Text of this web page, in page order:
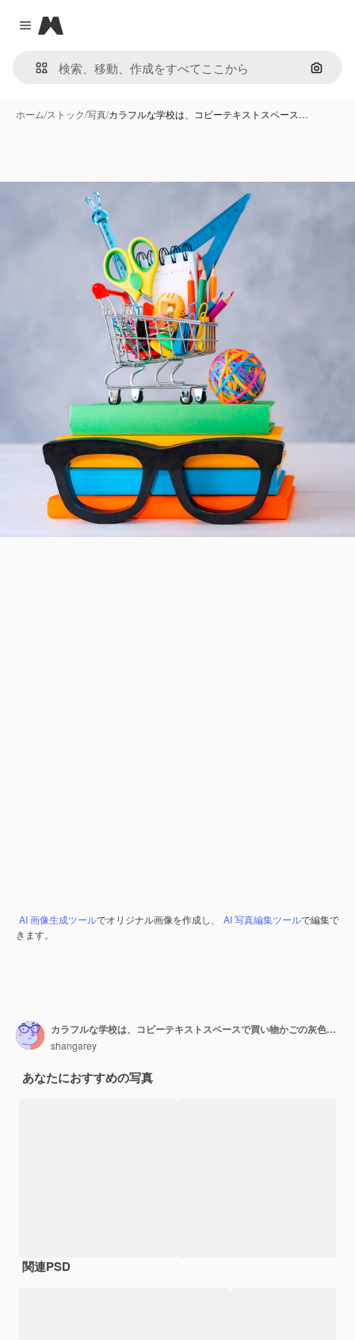
Close menu
Magnific
画像で
ホーム/ストック/写真/カラフルな学校は、コピーテキストスペース…
AI 画像生成ツールでオリジナル画像を作成し、 AI 写真編集ツールで編集で
きます。
カラフルな学校は、コピーテキストスペースで買い物かごの灰色の壁を提供します。カラフルな本のスタックはフレームグラスをカバーしています。新しい学年のために学校に戻るという概念。
shangarey
あなたにおすすめの写真
関連PSD